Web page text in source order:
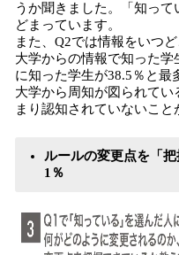
うか聞きました。「知って
どまっています。
また、Q2では情報をいつ
大学からの情報で知った学
に知った学生が38.5％と最
大学から周知が図られて
まり認知されていないこと
ルールの変更点を「
1％